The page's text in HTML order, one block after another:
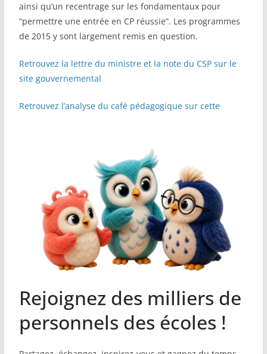
ainsi qu’un recentrage sur les fondamentaux pour
“permettre une entrée en CP réussie”. Les programmes
de 2015 y sont largement remis en question.
Retrouvez la lettre du ministre et la note du CSP sur le
site gouvernemental
Retrouvez l’analyse du café pédagogique sur cette
Rejoignez des milliers de
personnels des écoles !